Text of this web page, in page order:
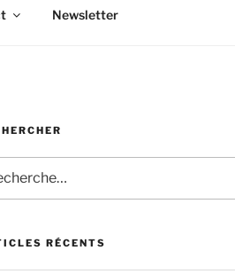
Newsletter
RÉCENTS